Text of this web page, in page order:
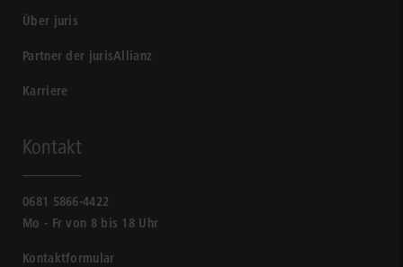
Über juris
Partner der jurisAllianz
Karriere
Kontakt
0681 5866-4422
Mo - Fr von 8 bis 18 Uhr
Kontaktformular